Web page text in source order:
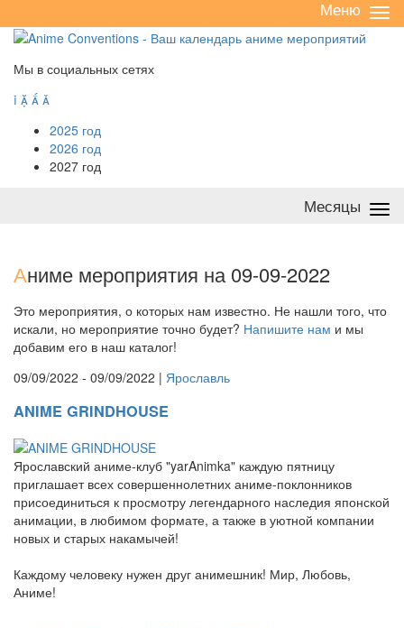
/
Меню
Мы в социальных сетях
   
2025 год
2026 год
2027 год
Месяцы
Аниме мероприятия на 09-09-2022
Это мероприятия, о которых нам известно. Не нашли того, что
искали, но мероприятие точно будет? Напишите нам и мы
добавим его в наш каталог!
09/09/2022 - 09/09/2022 | Ярославль
ANIME GRINDHOUSE
Ярославский аниме-клуб "yarAnimka" каждую пятницу
приглашает всех совершеннолетних аниме-поклонников
присоединиться к просмотру легендарного наследия японской
анимации, в любимом формате, а также в уютной компании
новых и старых накамычей!
Каждому человеку нужен друг анимешник! Мир, Любовь,
Аниме!